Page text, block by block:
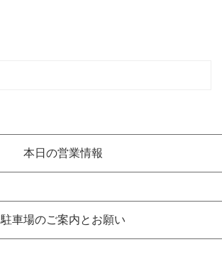
本日の営業情報
駐車場のご案内とお願い